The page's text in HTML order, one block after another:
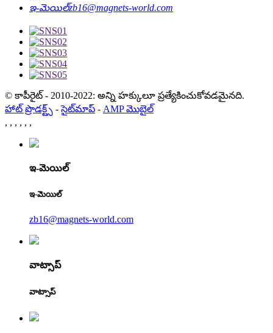
ఇ-మెయిల్zb16@magnets-world.com
© కాపీరైట్ - 2010-2022: అన్ని హక్కులూ ప్రత్యేకించుకోవడమైనది.
హాట్ ప్రొడక్ట్స్ -సైట్‌మాప్ - AMP మొబైల్
, , , , , ,
ఇ-మెయిల్
ఇ-మెయిల్
zb16@magnets-world.com
వాట్సాప్
వాట్సాప్